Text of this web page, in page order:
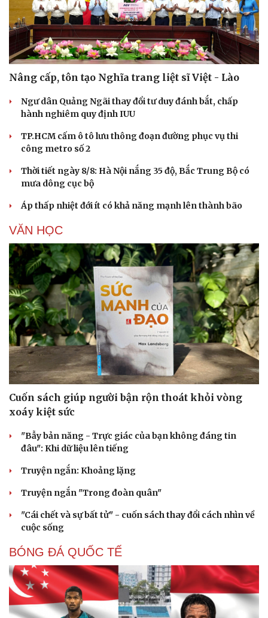
Doanh nghiệp
Thông tin doanh nghiệp
Doanh nghiệp 24h
Doanh nhân
Vì cộng đồng
Sành điệu
Tin Công nghệ
Chuyển đổi số
Nâng cấp, tôn tạo Nghĩa trang liệt sĩ Việt - Lào
Ngư dân Quảng Ngãi thay đổi tư duy đánh bắt, chấp
hành nghiêm quy định IUU
TP.HCM cấm ô tô lưu thông đoạn đường phục vụ thi
công metro số 2
Thời tiết ngày 8/8: Hà Nội nắng 35 độ, Bắc Trung Bộ có
mưa dông cục bộ
Áp thấp nhiệt đới ít có khả năng mạnh lên thành bão
VĂN HỌC
Cuốn sách giúp người bận rộn thoát khỏi vòng
xoáy kiệt sức
"Bẫy bản năng - Trực giác của bạn không đáng tin
đâu": Khi dữ liệu lên tiếng
Truyện ngắn: Khoảng lặng
Truyện ngắn "Trong đoàn quân"
"Cái chết và sự bất tử" - cuốn sách thay đổi cách nhìn về
cuộc sống
BÓNG ĐÁ QUỐC TẾ